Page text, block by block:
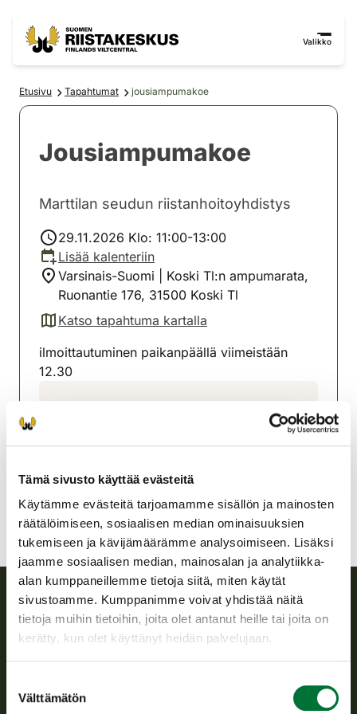
Tämä sivusto käyttää evästeitä
Käytämme evästeitä tarjoamamme sisällön ja mainosten
räätälöimiseen, sosiaalisen median ominaisuuksien
tukemiseen ja kävijämäärämme analysoimiseen. Lisäksi
jaamme sosiaalisen median, mainosalan ja analytiikka-
alan kumppaneillemme tietoja siitä, miten käytät
sivustoamme. Kumppanimme voivat yhdistää näitä
tietoja muihin tietoihin, joita olet antanut heille tai joita on
kerätty, kun olet käyttänyt heidän palvelujaan.
valinta
Välttämätön
Valikko
Etusivu Tapahtumat jousiampumakoe
Jousiampumakoe
Marttilan seudun riistanhoitoyhdistys
29.11.2026 Klo: 11:00-13:00
Lisää kalenteriin
Varsinais-Suomi | Koski Tl:n ampumarata,
Ruonantie 176, 31500 Koski Tl
Katso tapahtuma kartalla
(avautuu uuteen välilehteen)
ilmoittautuminen paikanpäällä viimeistään
12.30
Marttilan seudun riistanhoitoyhdistys
0400 634976
Suomen riistakeskus
toimeenpanosta sekä vastaa sille säädetyistä julkisista